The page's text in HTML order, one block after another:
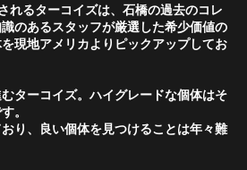
れるターコイズは、石橋の過去のコレ
のあるスタッフが厳選した希少価値の
現地アメリカよりピックアップしてお
ターコイズ。ハイグレードな個体はそ
。
り、良い個体を見つけることは年々難